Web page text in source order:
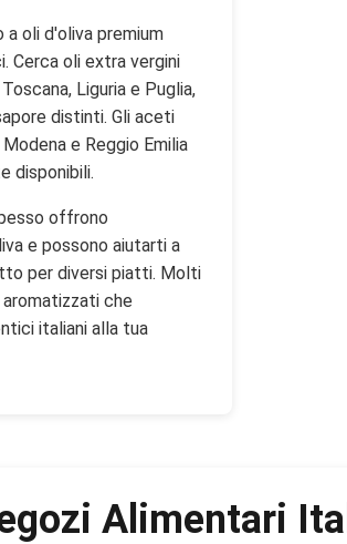
oli d'oliva premium
Cerca oli extra vergini
Liguria e Puglia,
distinti. Gli aceti
e Reggio Emilia
disponibili.
offrono
e possono aiutarti a
per diversi piatti. Molti
che
italiani alla tua
Alimentari